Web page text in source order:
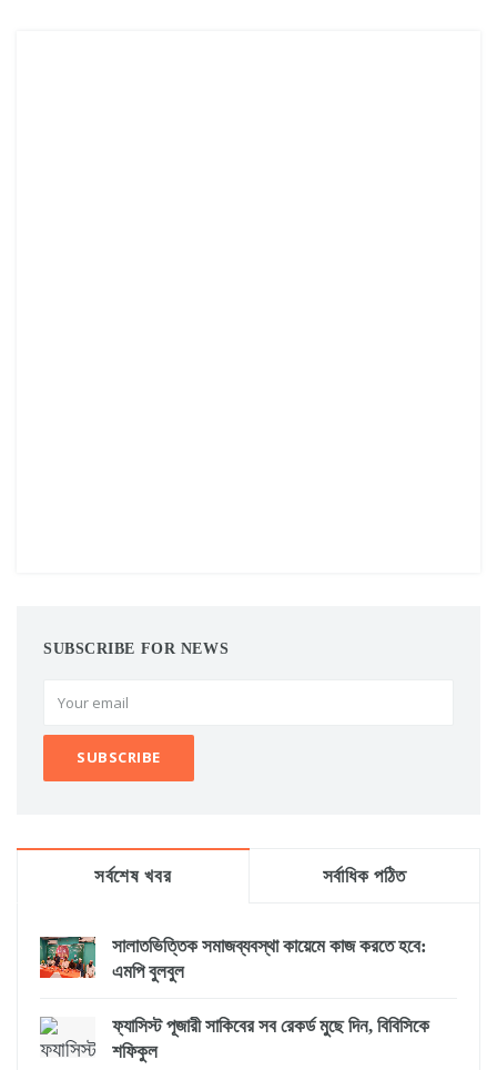
SUBSCRIBE FOR NEWS
সর্বশেষ খবর সর্বাধিক পঠিত
সালাতভিত্তিক সমাজব্যবস্থা কায়েমে কাজ করতে হবে:
এমপি বুলবুল
ফ্যাসিস্ট পূজারী সাকিবের সব রেকর্ড মুছে দিন, বিবিসিকে
শফিকুল